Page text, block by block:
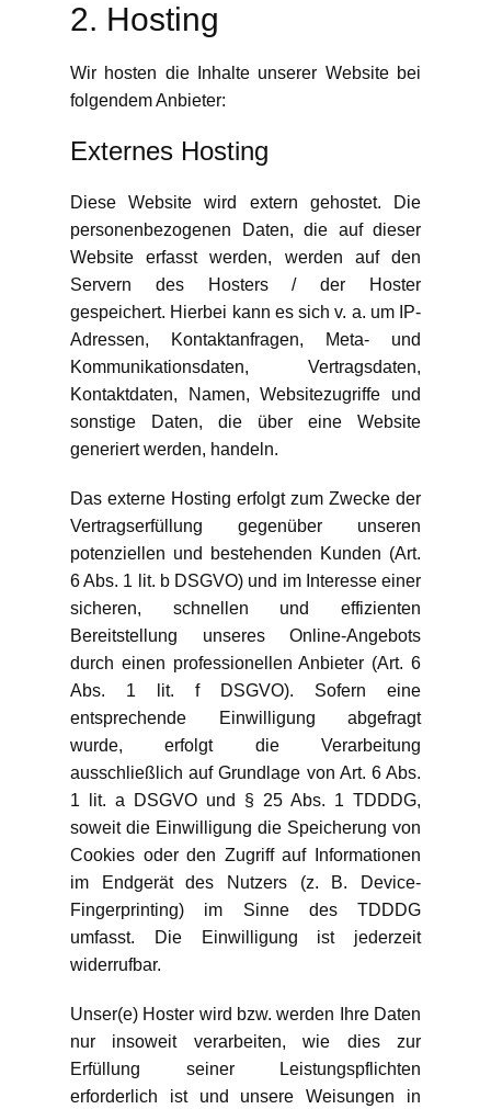
2. Hosting
Wir hosten die Inhalte unserer Website bei
folgendem Anbieter:
Externes Hosting
Diese Website wird extern gehostet. Die
personenbezogenen Daten, die auf dieser
Website erfasst werden, werden auf den
Servern des Hosters / der Hoster
gespeichert. Hierbei kann es sich v. a. um IP-
Adressen, Kontaktanfragen, Meta- und
Kommunikationsdaten, Vertragsdaten,
Kontaktdaten, Namen, Websitezugriffe und
sonstige Daten, die über eine Website
generiert werden, handeln.
Das externe Hosting erfolgt zum Zwecke der
Vertragserfüllung gegenüber unseren
potenziellen und bestehenden Kunden (Art.
6 Abs. 1 lit. b DSGVO) und im Interesse einer
sicheren, schnellen und effizienten
Bereitstellung unseres Online-Angebots
durch einen professionellen Anbieter (Art. 6
Abs. 1 lit. f DSGVO). Sofern eine
entsprechende Einwilligung abgefragt
wurde, erfolgt die Verarbeitung
ausschließlich auf Grundlage von Art. 6 Abs.
1 lit. a DSGVO und § 25 Abs. 1 TDDDG,
soweit die Einwilligung die Speicherung von
Cookies oder den Zugriff auf Informationen
im Endgerät des Nutzers (z. B. Device-
Fingerprinting) im Sinne des TDDDG
umfasst. Die Einwilligung ist jederzeit
widerrufbar.
Unser(e) Hoster wird bzw. werden Ihre Daten
nur insoweit verarbeiten, wie dies zur
Erfüllung seiner Leistungspflichten
erforderlich ist und unsere Weisungen in